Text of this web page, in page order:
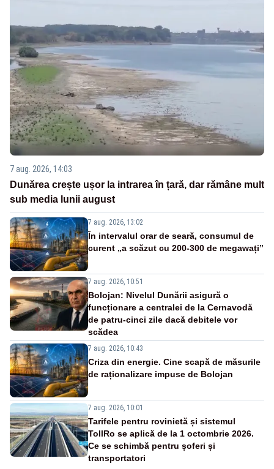
7 aug. 2026, 14:03
Dunărea crește ușor la intrarea în țară, dar rămâne mult
sub media lunii august
7 aug. 2026, 13:02
În intervalul orar de seară, consumul de
curent „a scăzut cu 200-300 de megawați”
7 aug. 2026, 10:51
Bolojan: Nivelul Dunării asigură o
funcționare a centralei de la Cernavodă
de patru-cinci zile dacă debitele vor
scădea
7 aug. 2026, 10:43
Criza din energie. Cine scapă de măsurile
de raționalizare impuse de Bolojan
7 aug. 2026, 10:01
Tarifele pentru rovinietă și sistemul
TollRo se aplică de la 1 octombrie 2026.
Ce se schimbă pentru șoferi și
transportatori